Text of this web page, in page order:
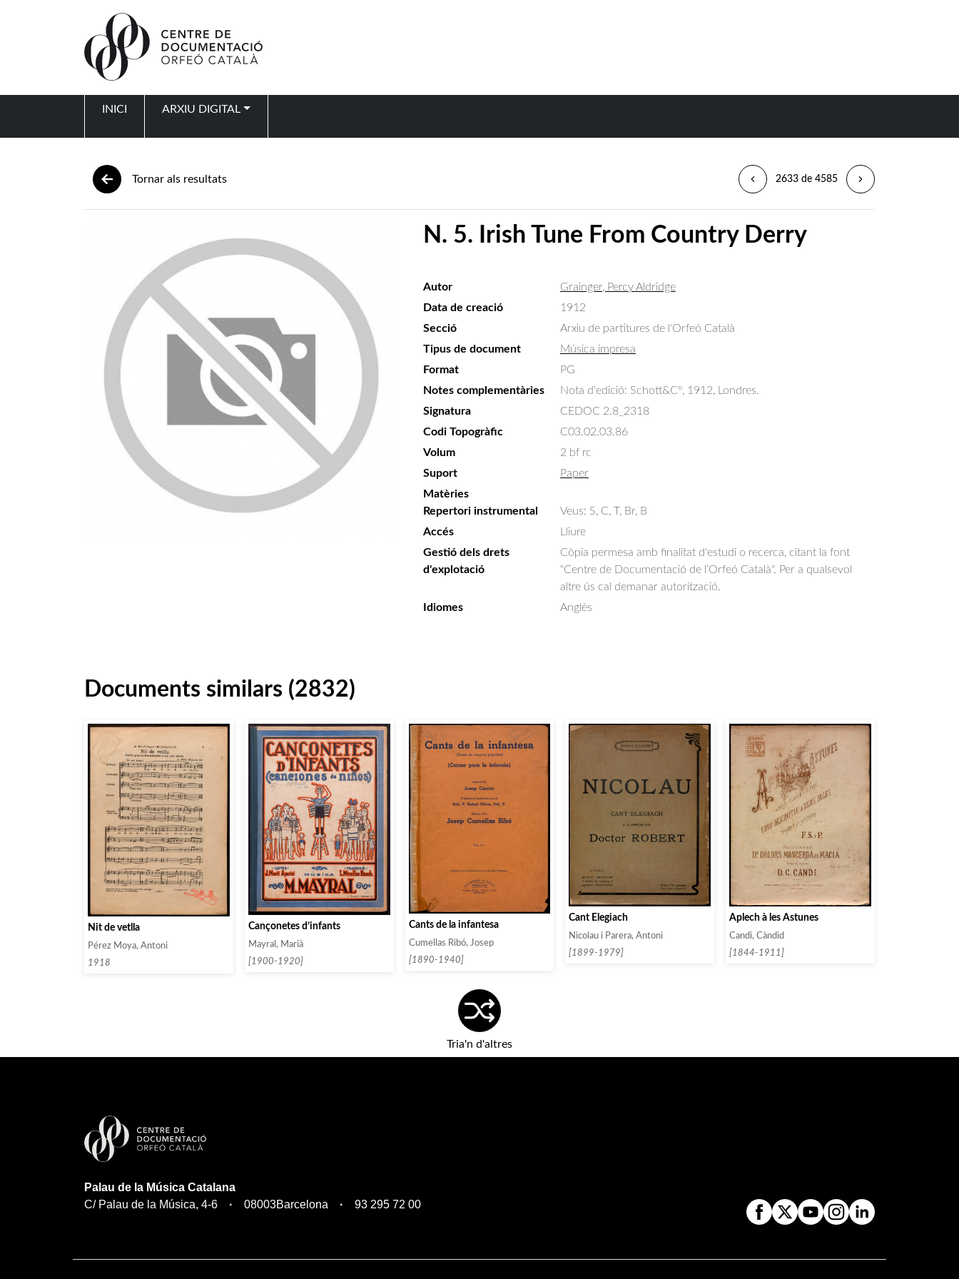
INICI ARXIU DIGITAL
Tornar als resultats 2633 de 4585
N. 5. Irish Tune From Country Derry
Autor
Grainger, Percy Aldridge
Data de creació
1912
Secció
Arxiu de partitures de l'Orfeó Català
Tipus de document
Música impresa
Format
PG
Notes complementàries
Nota d'edició: Schott&Cº, 1912, Londres.
Signatura
CEDOC 2.8_2318
Codi Topogràfic
C03.02.03.86
Volum
2 bf rc
Suport
Paper
Matèries
Repertori instrumental
Veus: S, C, T, Br, B
Accés
Lliure
Gestió dels drets
d'explotació
Còpia permesa amb finalitat d'estudi o recerca, citant la font
"Centre de Documentació de l’Orfeó Català". Per a qualsevol
altre ús cal demanar autorització.
Idiomes
Anglès
Documents similars (2832)
Nit de vetlla
Pérez Moya, Antoni
1918
Cançonetes d’infants
Mayral, Marià
[1900-1920]
Cants de la infantesa
Cumellas Ribó, Josep
[1890-1940]
Cant Elegiach
Nicolau i Parera, Antoni
[1899-1979]
Aplech à les Astunes
Candi, Càndid
[1844-1911]
Tria'n d'altres
Palau de la Música Catalana
C/ Palau de la Música, 4-6
08003Barcelona 93 295 72 00